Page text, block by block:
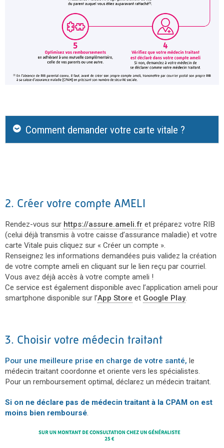
Comment demander votre carte vitale ?
2. Créer votre compte AMELI
Rendez-vous sur https://assure.ameli.fr et préparez votre RIB
(celui déjà transmis à votre caisse d’assurance maladie) et votre
carte Vitale puis cliquez sur « Créer un compte ».
Renseignez les informations demandées puis validez la création
de votre compte ameli en cliquant sur le lien reçu par courriel.
Vous avez déjà accès à votre compte ameli !
Ce service est également disponible avec l’application ameli pour
smartphone disponible sur l’App Store et Google Play.
3. Choisir votre médecin traitant
Pour une meilleure prise en charge de votre santé, le
médecin traitant coordonne et oriente vers les spécialistes.
Pour un remboursement optimal, déclarez un médecin traitant.
Si on ne déclare pas de médecin traitant à la CPAM on est
moins bien remboursé.